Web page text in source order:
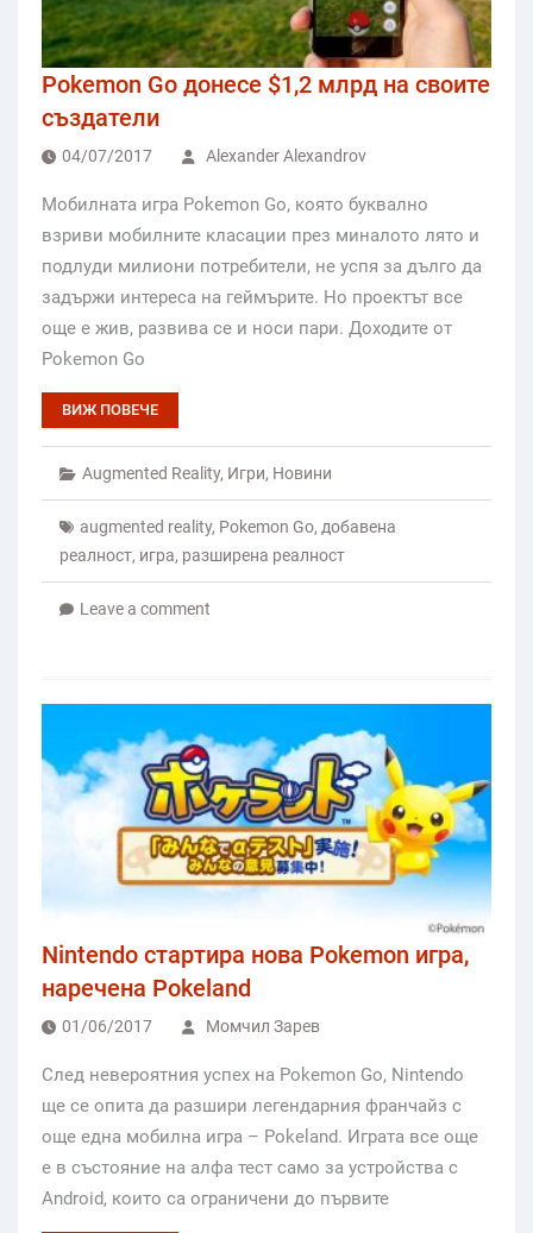
Pokemon Go донесе $1,2 млрд на своите
създатели
04/07/2017 Alexander Alexandrov
Мобилната игра Pokemon Go, която буквално
взриви мобилните класации през миналото лято и
подлуди милиони потребители, не успя за дълго да
задържи интереса на геймърите. Но проектът все
още е жив, развива се и носи пари. Доходите от
Pokemon Go
ВИЖ ПОВЕЧЕ
Augmented Reality, Игри, Новини
augmented reality, Pokemon Go, добавена
реалност, игра, разширена реалност
Leave a comment
Nintendo стартира нова Pokemon игра,
наречена Pokeland
01/06/2017 Момчил Зарев
След невероятния успех на Pokemon Go, Nintendo
ще се опита да разшири легендарния франчайз с
още една мобилна игра – Pokeland. Играта все още
е в състояние на алфа тест само за устройства с
Android, които са ограничени до първите